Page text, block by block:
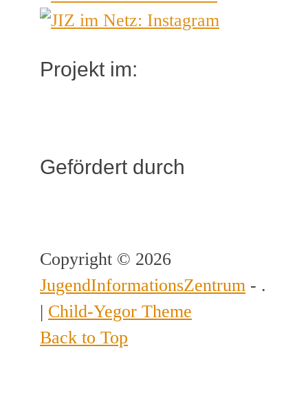
Projekt im:
Gefördert durch
Copyright © 2026
JugendInformationsZentrum - .
| Child-Yegor Theme
Back to Top